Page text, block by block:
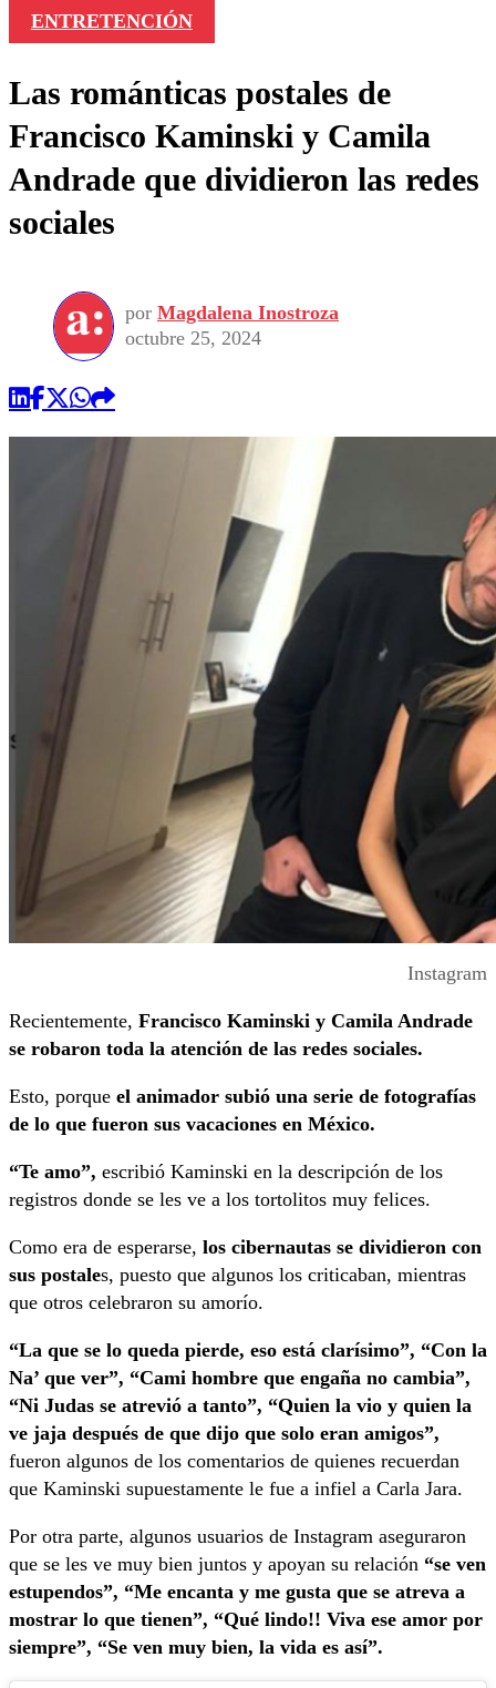
ENTRETENCIÓN
Las románticas postales de
Francisco Kaminski y Camila
Andrade que dividieron las redes
sociales
por Magdalena Inostroza
octubre 25, 2024
Instagram
Recientemente, Francisco Kaminski y Camila Andrade
se robaron toda la atención de las redes sociales.
Esto, porque el animador subió una serie de fotografías
de lo que fueron sus vacaciones en México.
“Te amo”, escribió Kaminski en la descripción de los
registros donde se les ve a los tortolitos muy felices.
Como era de esperarse, los cibernautas se dividieron con
sus postales, puesto que algunos los criticaban, mientras
que otros celebraron su amorío.
“La que se lo queda pierde, eso está clarísimo”, “Con la
Na’ que ver”, “Cami hombre que engaña no cambia”,
“Ni Judas se atrevió a tanto”, “Quien la vio y quien la
ve jaja después de que dijo que solo eran amigos”,
fueron algunos de los comentarios de quienes recuerdan
que Kaminski supuestamente le fue a infiel a Carla Jara.
Por otra parte, algunos usuarios de Instagram aseguraron
que se les ve muy bien juntos y apoyan su relación “se ven
estupendos”, “Me encanta y me gusta que se atreva a
mostrar lo que tienen”, “Qué lindo!! Viva ese amor por
siempre”, “Se ven muy bien, la vida es así”.